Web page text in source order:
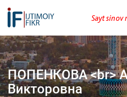
Sayt sinov
ПОПЕНКОВА <br>
Викторовна